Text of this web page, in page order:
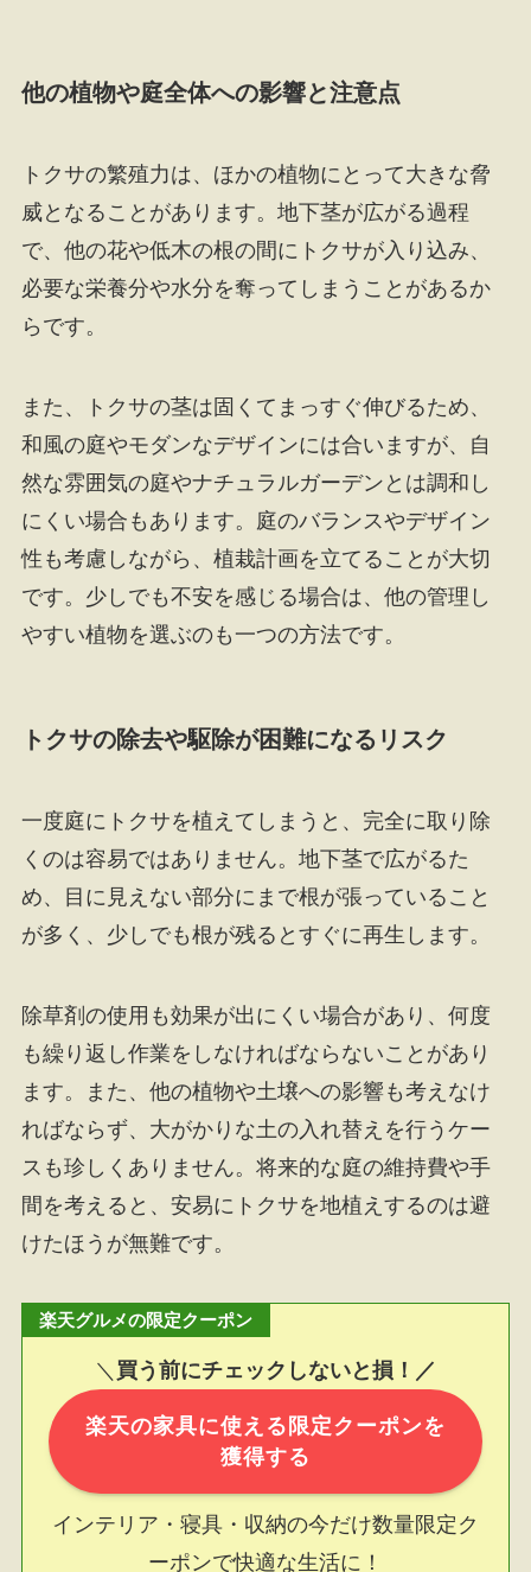
他の植物や庭全体への影響と注意点
トクサの繁殖力は、ほかの植物にとって大きな脅
威となることがあります。地下茎が広がる過程
で、他の花や低木の根の間にトクサが入り込み、
必要な栄養分や水分を奪ってしまうことがあるか
らです。
また、トクサの茎は固くてまっすぐ伸びるため、
和風の庭やモダンなデザインには合いますが、自
然な雰囲気の庭やナチュラルガーデンとは調和し
にくい場合もあります。庭のバランスやデザイン
性も考慮しながら、植栽計画を立てることが大切
です。少しでも不安を感じる場合は、他の管理し
やすい植物を選ぶのも一つの方法です。
トクサの除去や駆除が困難になるリスク
一度庭にトクサを植えてしまうと、完全に取り除
くのは容易ではありません。地下茎で広がるた
め、目に見えない部分にまで根が張っていること
が多く、少しでも根が残るとすぐに再生します。
除草剤の使用も効果が出にくい場合があり、何度
も繰り返し作業をしなければならないことがあり
ます。また、他の植物や土壌への影響も考えなけ
ればならず、大がかりな土の入れ替えを行うケー
スも珍しくありません。将来的な庭の維持費や手
間を考えると、安易にトクサを地植えするのは避
けたほうが無難です。
楽天グルメの限定クーポン
＼ 買う前にチェックしないと損！／
楽天の家具に使える限定クーポンを
獲得する
インテリア・寝具・収納の今だけ数量限定ク
ーポンで快適な生活に！